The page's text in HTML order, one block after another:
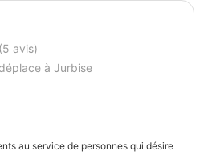
(5 avis)
à Jurbise
au service de personnes qui désire